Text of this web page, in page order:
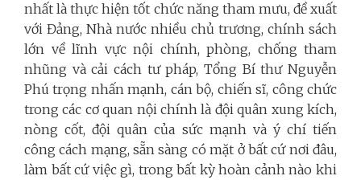
nhất là thực hiện tốt chức năng tham mưu, đề xuất
với Đảng, Nhà nước nhiều chủ trương, chính sách
lớn về lĩnh vực nội chính, phòng, chống tham
nhũng và cải cách tư pháp, Tổng Bí thư Nguyễn
Phú trọng nhấn mạnh, cán bộ, chiến sĩ, công chức
trong các cơ quan nội chính là đội quân xung kích,
nòng cốt, đội quân của sức mạnh và ý chí tiến
công cách mạng, sẵn sàng có mặt ở bất cứ nơi đâu,
làm bất cứ việc gì, trong bất kỳ hoàn cảnh nào khi